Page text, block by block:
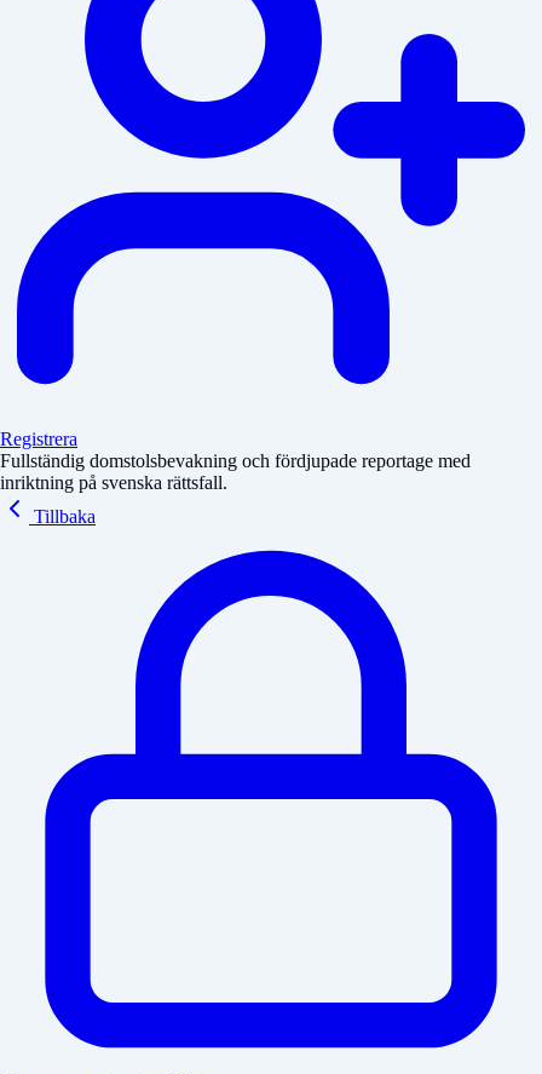
Registrera
Fullständig domstolsbevakning och fördjupade reportage med
inriktning på svenska rättsfall.
Tillbaka